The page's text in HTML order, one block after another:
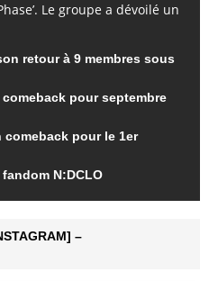
Le groupe a dévoilé un
retour à 9 membres sous
pour septembre
comeback pour le 1er
N:DCLO
–